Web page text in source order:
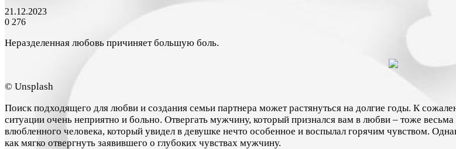
21.12.2023
0 276
Неразделенная любовь причиняет большую боль.
© Unsplash
Поиск подходящего для любви и создания семьи партнера может растянуться на долгие годы. К
ситуации очень неприятно и больно. Отвергать мужчину, который признался вам в любви – тоже
влюбленного человека, который увидел в девушке нечто особенное и воспылал горячим чувством.
как мягко отвергнуть заявившего о глубоких чувствах мужчину.